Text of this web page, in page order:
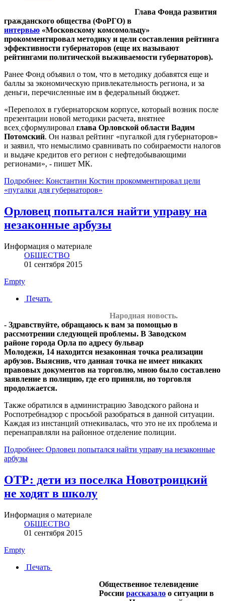
Глава Фонда развития
гражданского общества (ФоРГО) в
интервью «Московскому комсомольцу»
прокомментировал методику и цели составления рейтинга
эффективности губернаторов (еще их называют
рейтингами политической выживаемости губернаторов).
Ранее Фонд объявил о том, что в методику добавятся еще и
баллы за экономическую привлекательность региона, и за
деньги, перечисленные им в федеральный бюджет.
«Переполох в губернаторском корпусе, который возник после
презентации новой методики расчета, внятнее
всех сформулировал глава Орловской области Вадим
Потомский. Он назвал рейтинг «пугалкой для губернаторов»
и заявил, что немыслимо сравнивать по собираемости налогов
и выдаче кредитов его регион с нефтедобывающими
регионами», - пишет МК.
Подробнее: Константин Костин прокомментировал цели
«пугалки для губернаторов»
Орловец попытался найти управу на
незаконные арбузы
Информация о материале
ОБЩЕСТВО
01 сентября 2015
Empty
Печать
Народная новость.
- Здравствуйте, обращаюсь к вам за помощью в
рассмотрении следующей проблемы. В Заводском
районе города Орла по адресу бульвар
Молодежи, 14 находится незаконная точка реализации
арбузов. Выяснив, что данная точка не имеет никаких
правовых документов на торговлю, мною было составлено
заявление в полицию, где его приняли, но торговля
продолжается.
Также обратился в администрацию Заводского района и
Роспотребнадзор с просьбой разобраться в данной ситуации.
Каждая из инстанций отнекивалась, что это не их проблема и
перенаправляли на районное отделение полиции.
Подробнее: Орловец попытался найти управу на незаконные
арбузы
ОТР: дети из поселка Новотроицкий
не ходят в школу
Информация о материале
ОБЩЕСТВО
01 сентября 2015
Empty
Печать
Общественное телевидение
России рассказало о ситуации в